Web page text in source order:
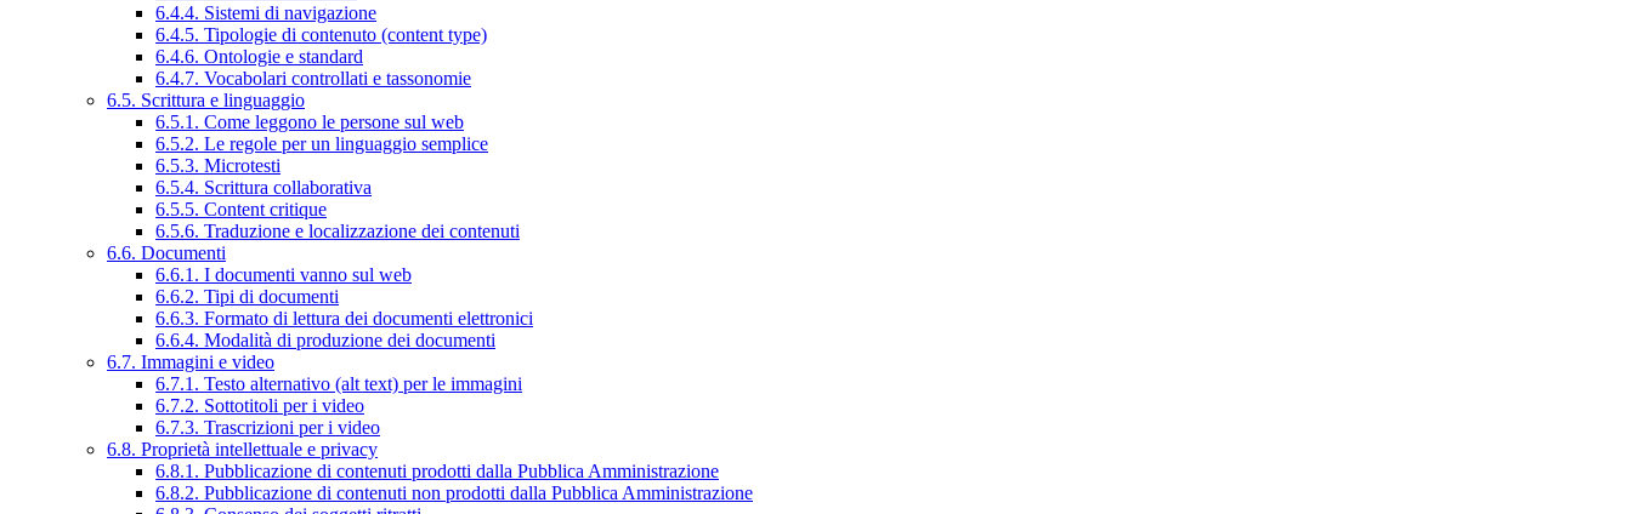
6.4.4. Sistemi di navigazione
6.4.5. Tipologie di contenuto (content type)
6.4.6. Ontologie e standard
6.4.7. Vocabolari controllati e tassonomie
6.5. Scrittura e linguaggio
6.5.1. Come leggono le persone sul web
6.5.2. Le regole per un linguaggio semplice
6.5.3. Microtesti
6.5.4. Scrittura collaborativa
6.5.5. Content critique
6.5.6. Traduzione e localizzazione dei contenuti
6.6. Documenti
6.6.1. I documenti vanno sul web
6.6.2. Tipi di documenti
6.6.3. Formato di lettura dei documenti elettronici
6.6.4. Modalità di produzione dei documenti
6.7. Immagini e video
6.7.1. Testo alternativo (alt text) per le immagini
6.7.2. Sottotitoli per i video
6.7.3. Trascrizioni per i video
6.8. Proprietà intellettuale e privacy
6.8.1. Pubblicazione di contenuti prodotti dalla Pubblica Amministrazione
6.8.2. Pubblicazione di contenuti non prodotti dalla Pubblica Amministrazione